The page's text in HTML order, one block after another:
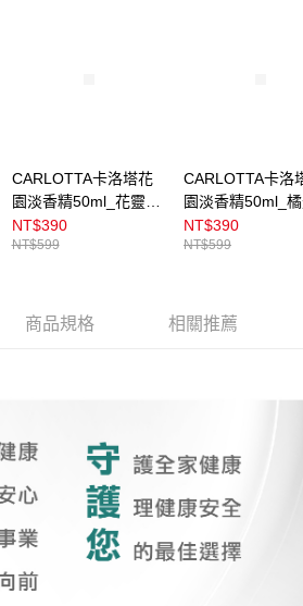
CARLOTTA卡洛塔花
園淡香精50ml_花靈甘
露
NT$390
NT$599
CARLOTTA卡洛
園淡香精50ml_
紗
NT$390
NT$599
商品規格 相關推薦